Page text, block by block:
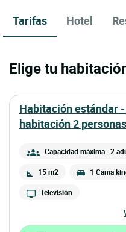
Tarifas Hotel
Elige tu
habitación estándar - sin aire acondicionado
habitación 2 personas
Capacidad máxima : 2
15 m2 1 Cama
Televisión